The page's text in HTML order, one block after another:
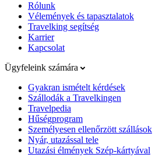
Rólunk
Vélemények és tapasztalatok
Travelking segítség
Karrier
Kapcsolat
Ügyfeleink számára
Gyakran ismételt kérdések
Szállodák a Travelkingen
Travelpedia
Hűségprogram
Személyesen ellenőrzött szállások
Nyár, utazással tele
Utazási élmények Szép-kártyával